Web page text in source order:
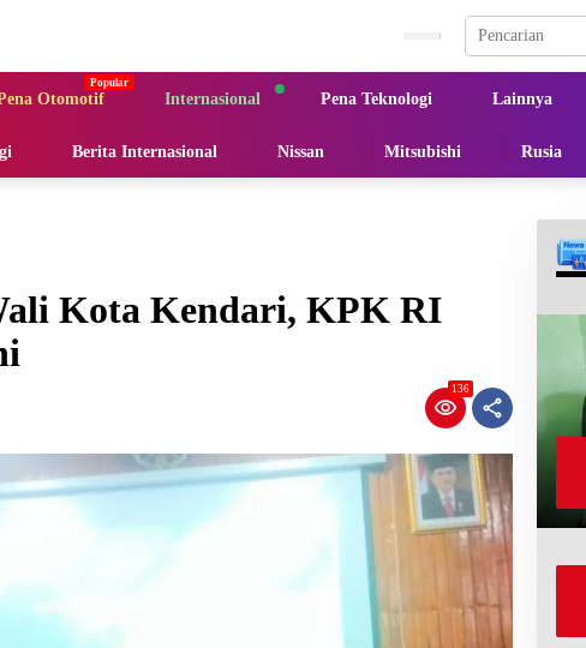
Otomotif Internasional Pena Teknologi Lainnya
Berita Internasional Nissan Mitsubishi Rusia
Kota Kendari, KPK RI
136